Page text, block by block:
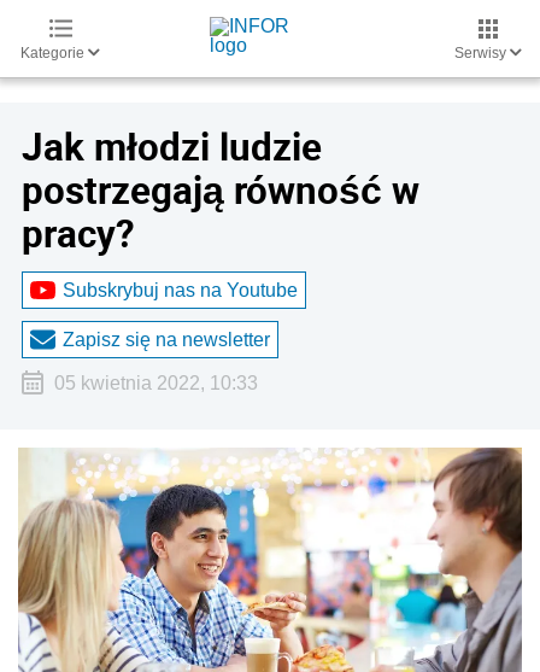
Kategorie Serwisy
Jak młodzi ludzie
postrzegają równość w
pracy?
Subskrybuj nas na Youtube
Zapisz się na newsletter
05 kwietnia 2022, 10:33